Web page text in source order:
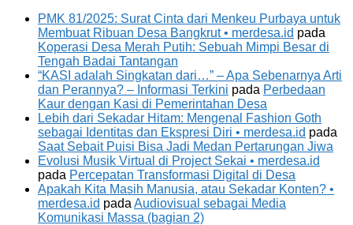
PMK 81/2025: Surat Cinta dari Menkeu Purbaya untuk
Membuat Ribuan Desa Bangkrut • merdesa.id pada
Koperasi Desa Merah Putih: Sebuah Mimpi Besar di
Tengah Badai Tantangan
“KASI adalah Singkatan dari…” – Apa Sebenarnya Arti
dan Perannya? – Informasi Terkini pada Perbedaan
Kaur dengan Kasi di Pemerintahan Desa
Lebih dari Sekadar Hitam: Mengenal Fashion Goth
sebagai Identitas dan Ekspresi Diri • merdesa.id pada
Saat Sebait Puisi Bisa Jadi Medan Pertarungan Jiwa
Evolusi Musik Virtual di Project Sekai • merdesa.id
pada Percepatan Transformasi Digital di Desa
Apakah Kita Masih Manusia, atau Sekadar Konten? •
merdesa.id pada Audiovisual sebagai Media
Komunikasi Massa (bagian 2)